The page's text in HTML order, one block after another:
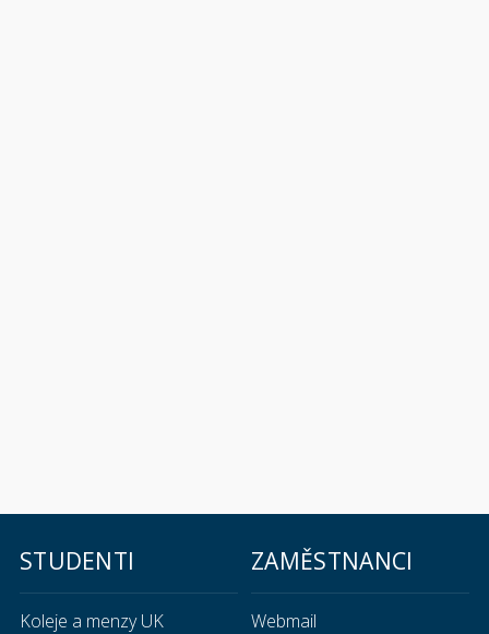
STUDENTI
Koleje a menzy UK
ZAMĚSTNANCI
Webmail